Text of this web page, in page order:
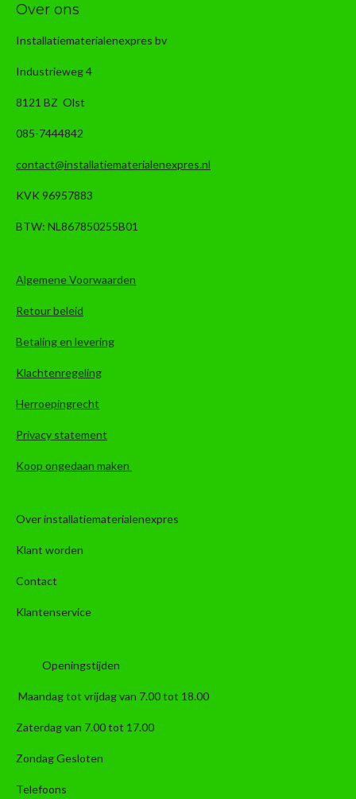
Over ons
Installatiematerialenexpres bv
Industrieweg 4
8121 BZ Olst
085-7444842
contact@installatiematerialenexpres.nl
KVK 96957883
BTW: NL867850255B01
Algemene Voorwaarden
Retour beleid
Betaling en levering
Klachtenregeling
Herroepingrecht
Privacy statement
Koop ongedaan maken
Over installatiematerialenexpres
Klant worden
Contact
Klantenservice
Openingstijden
Maandag tot vrijdag van 7.00 tot 18.00
Zaterdag van 7.00 tot 17.00
Zondag Gesloten
Telefoons